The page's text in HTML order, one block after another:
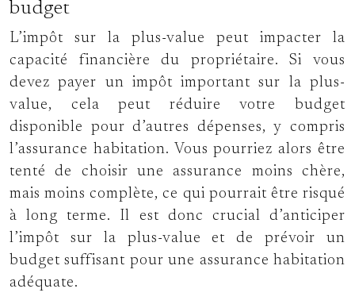
budget
L’impôt sur la plus-value peut impacter la
capacité financière du propriétaire. Si vous
devez payer un impôt important sur la plus-
value, cela peut réduire votre budget
disponible pour d’autres dépenses, y compris
l’assurance habitation. Vous pourriez alors être
tenté de choisir une assurance moins chère,
mais moins complète, ce qui pourrait être risqué
à long terme. Il est donc crucial d’anticiper
l’impôt sur la plus-value et de prévoir un
budget suffisant pour une assurance habitation
adéquate.